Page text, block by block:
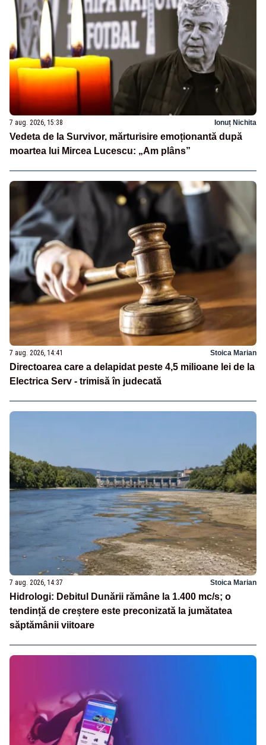
7 aug. 2026, 15:38 Ionuț Nichita
Vedeta de la Survivor, mărturisire emoționantă după
moartea lui Mircea Lucescu: „Am plâns”
7 aug. 2026, 14:41 Stoica Marian
Directoarea care a delapidat peste 4,5 milioane lei de la
Electrica Serv - trimisă în judecată
7 aug. 2026, 14:37 Stoica Marian
Hidrologi: Debitul Dunării rămâne la 1.400 mc/s; o
tendință de creștere este preconizată la jumătatea
săptămânii viitoare